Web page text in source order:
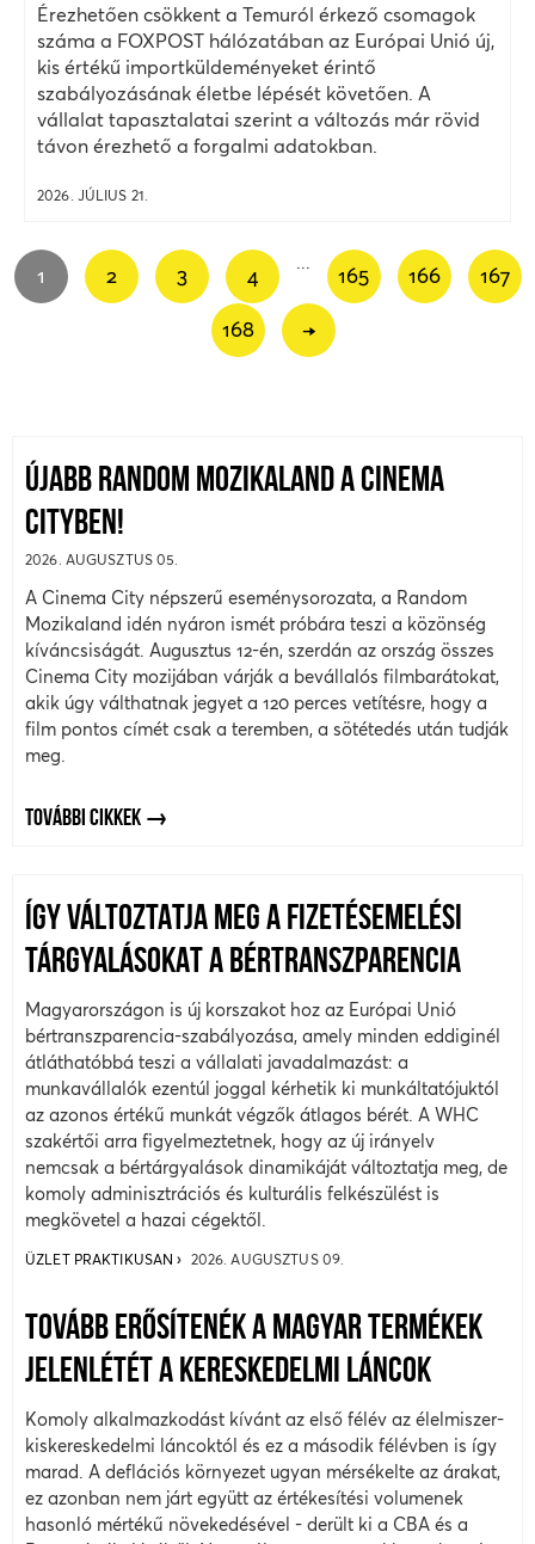
Érezhetően csökkent a Temuról érkező csomagok
száma a FOXPOST hálózatában az Európai Unió új,
kis értékű importküldeményeket érintő
szabályozásának életbe lépését követően. A
vállalat tapasztalatai szerint a változás már rövid
távon érezhető a forgalmi adatokban.
2026. JÚLIUS 21.
1 2 3 4 165 166 167
168 →
ÚJABB RANDOM MOZIKALAND A CINEMA
CITYBEN!
2026. AUGUSZTUS 05.
A Cinema City népszerű eseménysorozata, a Random
Mozikaland idén nyáron ismét próbára teszi a közönség
kíváncsiságát. Augusztus 12-én, szerdán az ország összes
Cinema City mozijában várják a bevállalós filmbarátokat,
akik úgy válthatnak jegyet a 120 perces vetítésre, hogy a
film pontos címét csak a teremben, a sötétedés után tudják
meg.
TOVÁBBI CIKKEK
ÍGY VÁLTOZTATJA MEG A FIZETÉSEMELÉSI
TÁRGYALÁSOKAT A BÉRTRANSZPARENCIA
Magyarországon is új korszakot hoz az Európai Unió
bértranszparencia-szabályozása, amely minden eddiginél
átláthatóbbá teszi a vállalati javadalmazást: a
munkavállalók ezentúl joggal kérhetik ki munkáltatójuktól
az azonos értékű munkát végzők átlagos bérét. A WHC
szakértői arra figyelmeztetnek, hogy az új irányelv
nemcsak a bértárgyalások dinamikáját változtatja meg, de
komoly adminisztrációs és kulturális felkészülést is
megkövetel a hazai cégektől.
ÜZLET PRAKTIKUSAN 2026. AUGUSZTUS 09.
TOVÁBB ERŐSÍTENÉK A MAGYAR TERMÉKEK
JELENLÉTÉT A KERESKEDELMI LÁNCOK
Komoly alkalmazkodást kívánt az első félév az élelmiszer-
kiskereskedelmi láncoktól és ez a második félévben is így
marad. A deflációs környezet ugyan mérsékelte az árakat,
ez azonban nem járt együtt az értékesítési volumenek
hasonló mértékű növekedésével - derült ki a CBA és a